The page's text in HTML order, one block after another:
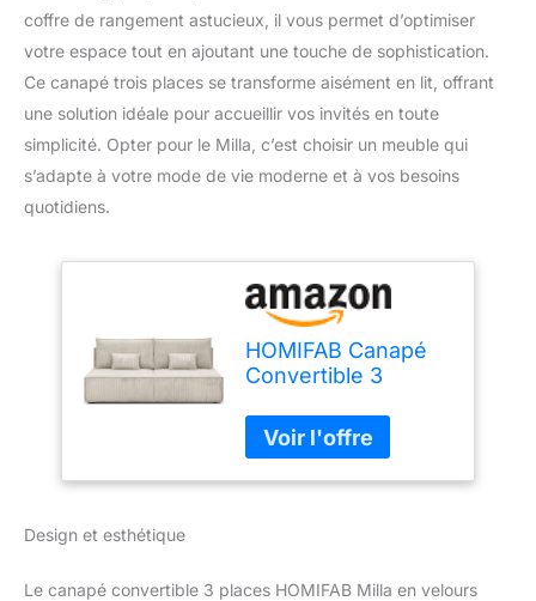
coffre de rangement astucieux, il vous permet d’optimiser
votre espace tout en ajoutant une touche de sophistication.
Ce canapé trois places se transforme aisément en lit, offrant
une solution idéale pour accueillir vos invités en toute
simplicité. Opter pour le Milla, c’est choisir un meuble qui
s’adapte à votre mode de vie moderne et à vos besoins
quotidiens.
HOMIFAB Canapé
Convertible 3
de Rangement en
Velours côtelé
Beige - Milla
Design et esthétique
Le canapé convertible 3 places HOMIFAB Milla en velours